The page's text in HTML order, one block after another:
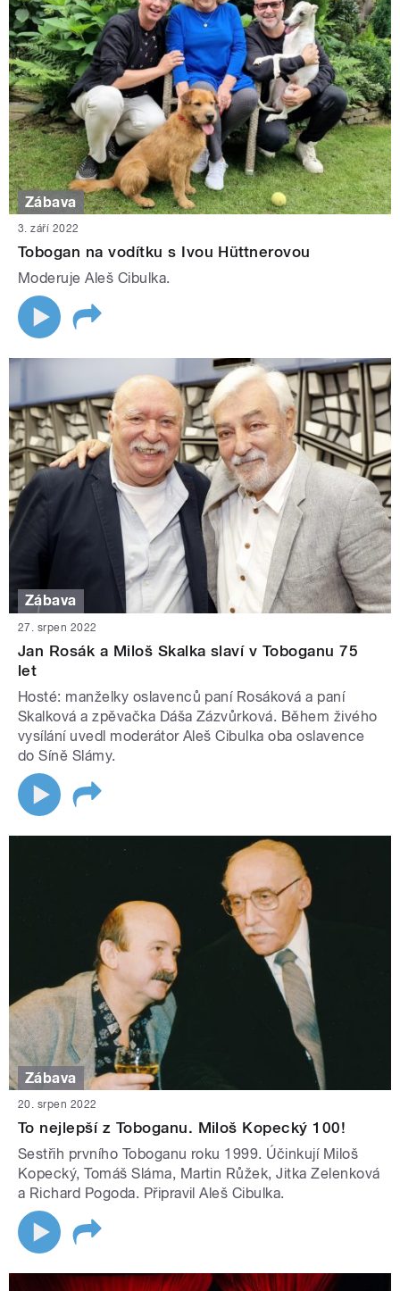
Zábava
3. září 2022
Tobogan na vodítku s Ivou Hüttnerovou
Moderuje Aleš Cibulka.
Zábava
27. srpen 2022
Jan Rosák a Miloš Skalka slaví v Toboganu 75
let
Hosté: manželky oslavenců paní Rosáková a paní
Skalková a zpěvačka Dáša Zázvůrková. Během živého
vysílání uvedl moderátor Aleš Cibulka oba oslavence
do Síně Slámy.
Zábava
20. srpen 2022
To nejlepší z Toboganu. Miloš Kopecký 100!
Sestřih prvního Toboganu roku 1999. Účinkují Miloš
Kopecký, Tomáš Sláma, Martin Růžek, Jitka Zelenková
a Richard Pogoda. Připravil Aleš Cibulka.